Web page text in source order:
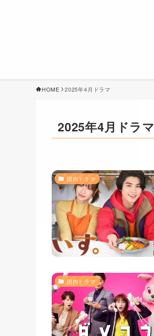
HOME 2025年4月ドラマ
2025年4月ドラマ
国内ドラマ
国内ドラマ